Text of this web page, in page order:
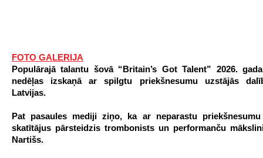
FOTO GALERIJA
Populārajā talantu šovā “Britain’s Got Talent” 2026.
nedēļas izskaņā ar spilgtu priekšnesumu uzstājās
Latvijas.
Pat pasaules mediji ziņo, ka ar neparastu
skatītājus pārsteidzis trombonists un performanču
Nartišs.